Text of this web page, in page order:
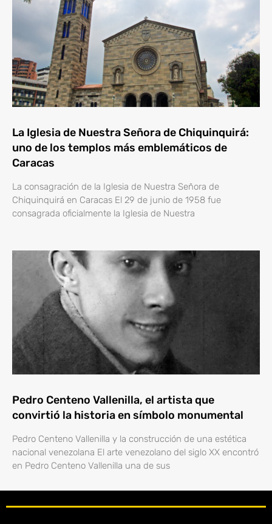
La Iglesia de Nuestra Señora de Chiquinquirá:
uno de los templos más emblemáticos de
Caracas
La consagración de la Iglesia de Nuestra Señora de
Chiquinquirá en Caracas El 29 de junio de 1958 fue
consagrada oficialmente la Iglesia de Nuestra
Pedro Centeno Vallenilla, el artista que
convirtió la historia en símbolo monumental
Pedro Centeno Vallenilla y la construcción de una estética
nacional venezolana El arte venezolano del siglo XX encontró
en Pedro Centeno Vallenilla una de sus